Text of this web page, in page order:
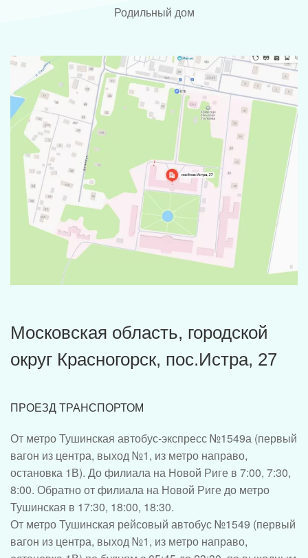
Родильный дом
Московская область, городской
округ Красногорск, пос.Истра, 27
ПРОЕЗД ТРАНСПОРТОМ
От метро Тушинская автобус-экспресс №1549а (первый
вагон из центра, выход №1, из метро направо,
остановка 1В). До филиала на Новой Риге в 7:00, 7:30,
8:00. Обратно от филиала на Новой Риге до метро
Тушинская в 17:30, 18:00, 18:30.
От метро Тушинская рейсовый автобус №1549 (первый
вагон из центра, выход №1, из метро направо,